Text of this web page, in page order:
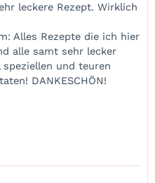
leckere Rezept. Wirklich
Alles Rezepte die ich hier
alle samt sehr lecker
speziellen und teuren
DANKESCHÖN!